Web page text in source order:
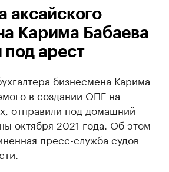
аксайского
Карима Бабаева
под арест
бизнесмена Карима
в создании ОПГ на
отправили под домашний
октября 2021 года. Об этом
пресс-служба судов